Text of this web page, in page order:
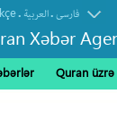
. العربیة.فارسی
Xəbər
Quran